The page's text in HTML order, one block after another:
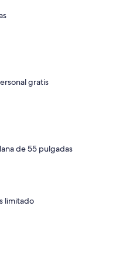
gratis
de 55 pulgadas
limitado